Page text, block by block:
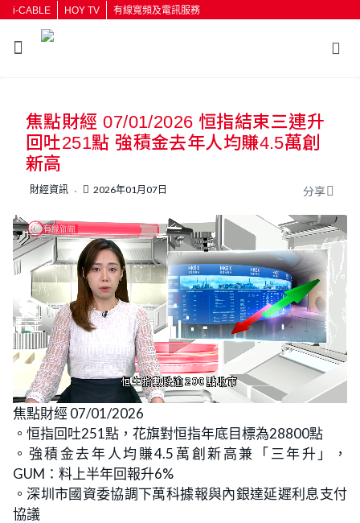
i-CABLE HOY TV 有線寬頻及電訊服務
焦點財經 07/01/2026 恒指結束三連升
回吐251點 強積金去年人均賺4.5萬創
新高
財經資訊 2026年01月07日 分享
n
m
t
e
o
a
d
e
d
:
6
.
2
4
%
焦點財經 07/01/2026
。恒指回吐251點，花旗對恒指年底目標為28800點
。強積金去年人均賺4.5萬創新高兼「三年升」，
GUM：料上半年回報升6%
。深圳市國資委協調下萬科據報與內銀達延遲利息支付
協議